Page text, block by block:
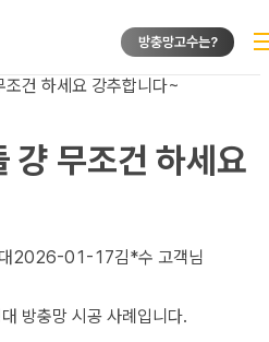
방충망고수는?
조건 하세요 강추합니다~
걍 무조건 하세요
2026-01-17김*수 고객님
방충망 시공 사례입니다.